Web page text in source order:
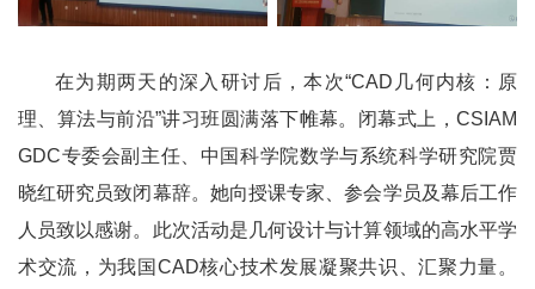
在为期两天的深入研讨后，本次“CAD几何内核：原
理、算法与前沿”讲习班圆满落下帷幕。闭幕式上，CSIAM
GDC专委会副主任、中国科学院数学与系统科学研究院贾
晓红研究员致闭幕辞。她向授课专家、参会学员及幕后工作
人员致以感谢。此次活动是几何设计与计算领域的高水平学
术交流，为我国CAD核心技术发展凝聚共识、汇聚力量。